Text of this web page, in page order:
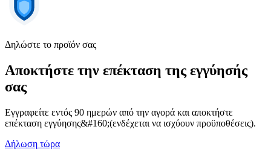
Δηλώστε το προϊόν σας
Αποκτήστε την επέκταση της εγγύησής
σας
Εγγραφείτε εντός 90 ημερών από την αγορά και αποκτήστε
επέκταση εγγύησης&#160;(ενδέχεται να ισχύουν προϋποθέσεις).
Δήλωση τώρα